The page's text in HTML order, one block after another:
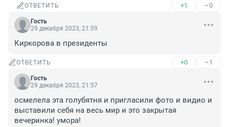
ОТВЕТИТЬ +1 –0
Гость
29 декабря 2023, 21:59
Киркорова в президенты
ОТВЕТИТЬ +0 –1
Гость
29 декабря 2023, 21:57
осмелела эта голубятня и пригласили фото и видио и
выставили себя на весь мир и это закрытая
вечеринка! умора!